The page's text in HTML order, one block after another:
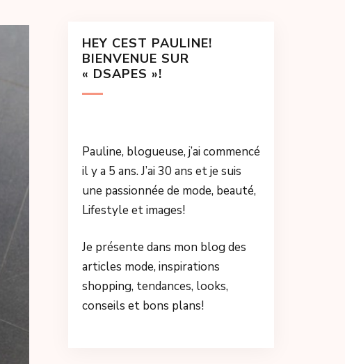
HEY CEST PAULINE!
BIENVENUE SUR
« DSAPES »!
Pauline, blogueuse, j’ai commencé
il y a 5 ans. J’ai 30 ans et je suis
une passionnée de mode, beauté,
Lifestyle et images!
Je présente dans mon blog des
articles mode, inspirations
shopping, tendances, looks,
conseils et bons plans!